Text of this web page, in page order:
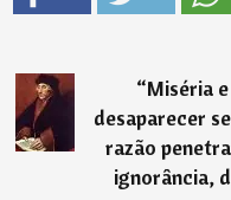
“Miséria
desaparecer
razão
ignorância,